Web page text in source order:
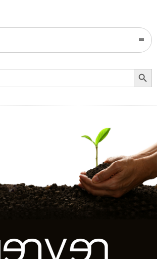
Search Button